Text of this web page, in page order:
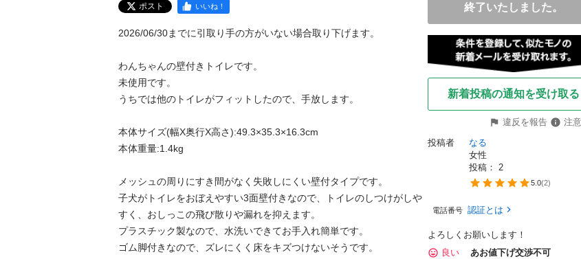
ポスト いいね！
2026/06/30までに引取り手の方がいない場合取り下げます。
わんちゃんの壁付きトイレです。
未使用です。
うちでは他のトイレがフィットしたので、手放します。
本体サイズ(幅X奥行X高さ):49.3×35.3×16.3cm
本体重量:1.4kg
メッシュの周りにすき間がなく失敗しにくい壁付タイプです。
子犬がトイレをおぼえやすい3面壁付きなので、トイレのしつけがしや
すく、おしっこの飛び散りや漏れを抑えます。
プラスチック製なので、水洗いできてお手入れ簡単です。
ゴム脚付きなので、ズレにくく床をキズつけないそうです。
終了いたしました。
新着投稿の通知を受け取る
違反を報告
注
投稿者
なる
女性
投稿： 2
5.0(2)
電話番号 認証とは
よろしくお願いします！
良い
あお値下げ交渉不可